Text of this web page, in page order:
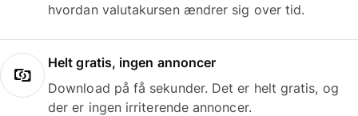
hvordan valutakursen ændrer sig over tid.
Helt gratis, ingen annoncer
Download på få sekunder. Det er helt gratis, og
der er ingen irriterende annoncer.